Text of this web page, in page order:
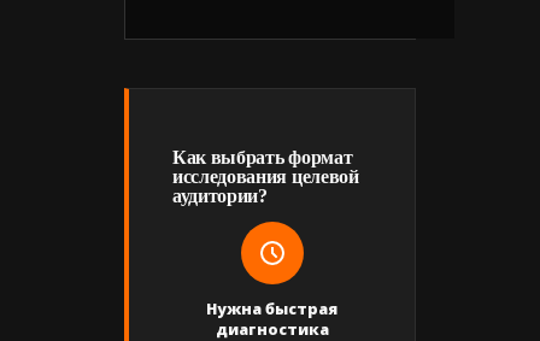
Как выбрать формат
исследования целевой
аудитории?
Нужна быстрая
диагностика